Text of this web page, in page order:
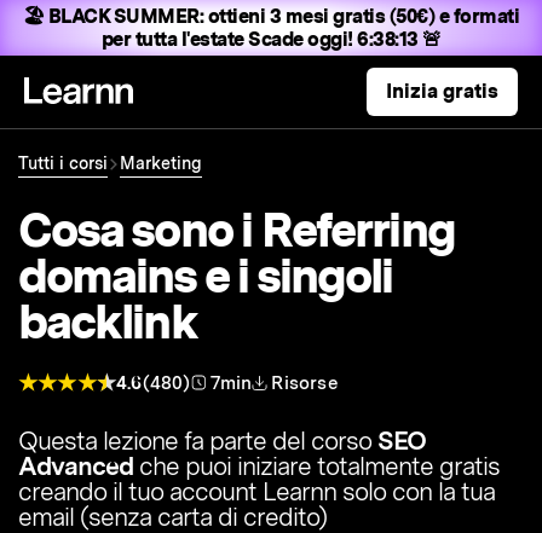
🏖️ BLACK SUMMER:ottieni 3 mesi gratis (50€) e formati
per tutta l'estateScade oggi! 6:38:12 🚨
Inizia gratis
Tutti i corsi Marketing
Cosa sono i Referring
domains e i singoli
backlink
4.6(480) 7min Risorse
Questa lezione fa parte del corso SEO
Advanced che puoi iniziare totalmente gratis
creando il tuo account Learnn solo con la tua
email (senza carta di credito)